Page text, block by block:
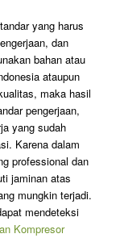
yang harus
dan
bahan atau
ataupun
maka hasil
pengerjaan,
yang sudah
Karena dalam
professional dan
jaminan atas
mungkin terjadi.
mendeteksi
Kompresor